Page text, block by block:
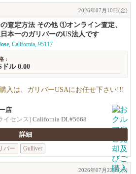
2026年07月10日(金)
査定方法 その他 ①オンライン査定、
店査定
本一のガリバーのUS法人です
, California, 95117
:
ドル 0.00
入は、ガリバーUSAにお任せ下さい!!!
店
イセンス] California DL#5668
詳細
バー Gulliver
2026年07月22日(水)